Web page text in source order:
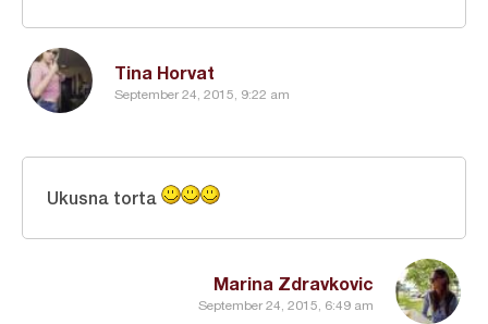
Tina Horvat
September 24, 2015, 9:22 am
Marina Zdravkovic
September 24, 2015, 6:49 am
Ukusna torta